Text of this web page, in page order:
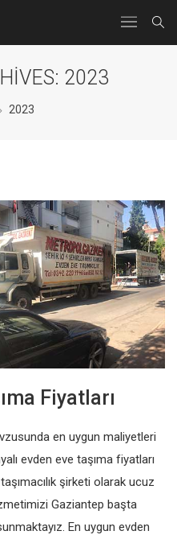
2023
2023
Fiyatları
en uygun maliyetleri
evden eve taşıma fiyatları
şirketi olarak ucuz
Gaziantep başta
En uygun evden